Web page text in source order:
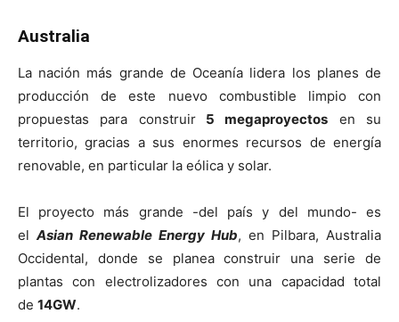
Australia
La nación más grande de Oceanía lidera los planes de
producción de este nuevo combustible limpio con
propuestas para construir5 megaproyectos en su
territorio, gracias a sus enormes recursos de energía
renovable, en particular la eólica y solar.
El proyecto más grande -del país y del mundo- es
el Asian Renewable Energy Hub, en Pilbara, Australia
Occidental, donde se planea construir una serie de
plantas con electrolizadores con una capacidad total
de 14GW.